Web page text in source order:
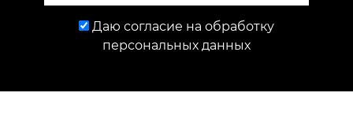
Даю согласие на обработку
персональных данных